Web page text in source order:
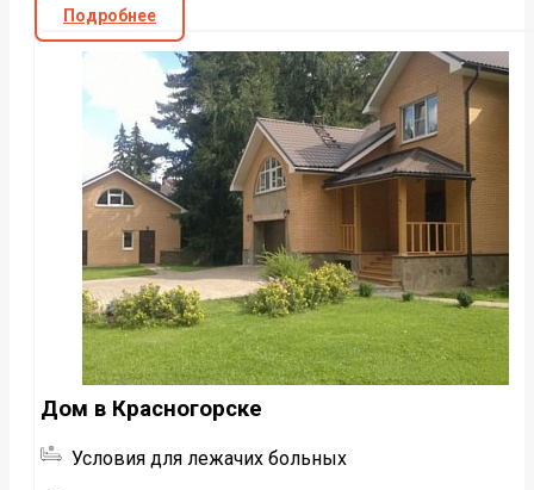
Подробнее
Дом в Красногорске
Условия для лежачих больных